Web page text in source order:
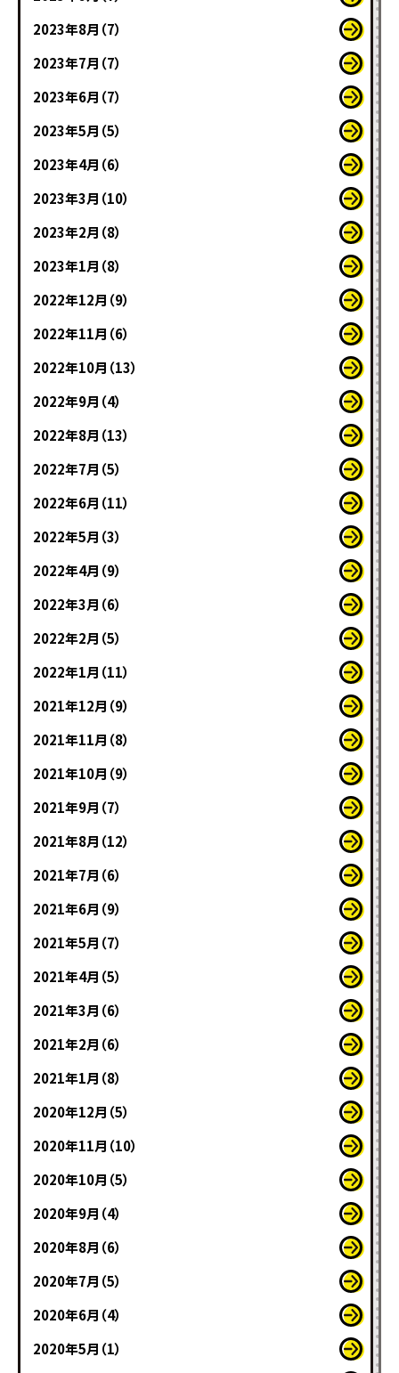
2023年8月（7）
2023年7月（7）
2023年6月（7）
2023年5月（5）
2023年4月（6）
2023年3月（10）
2023年2月（8）
2023年1月（8）
2022年12月（9）
2022年11月（6）
2022年10月（13）
2022年9月（4）
2022年8月（13）
2022年7月（5）
2022年6月（11）
2022年5月（3）
2022年4月（9）
2022年3月（6）
2022年2月（5）
2022年1月（11）
2021年12月（9）
2021年11月（8）
2021年10月（9）
2021年9月（7）
2021年8月（12）
2021年7月（6）
2021年6月（9）
2021年5月（7）
2021年4月（5）
2021年3月（6）
2021年2月（6）
2021年1月（8）
2020年12月（5）
2020年11月（10）
2020年10月（5）
2020年9月（4）
2020年8月（6）
2020年7月（5）
2020年6月（4）
2020年5月（1）